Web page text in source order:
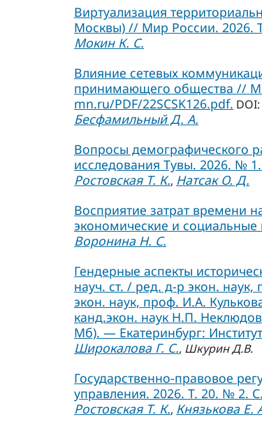
Виртуализация
Москвы) // Мир России. 2026.
Мокин К. С.
Влияние сетевых
принимающего общества //
mn.ru/PDF/22SCSK126.pdf. DOI:
Бесфамильный Д. А.
Вопросы демографического
исследования Тувы. 2026. №
Ростовская Т. К., Натсак О. Д.
Восприятие затрат
экономические и
Воронина Н. С.
Гендерные аспекты
науч. ст. / ред. д-р экон.
экон. наук, проф. И.А.
канд.экон. наук Н.П.
Мб). — Екатеринбург:
Широкалова Г. С., Шкурин Д.В.
Государственно-правовое
управления. 2026. Т. 20. № 2.
Ростовская Т. К., Князькова Е.